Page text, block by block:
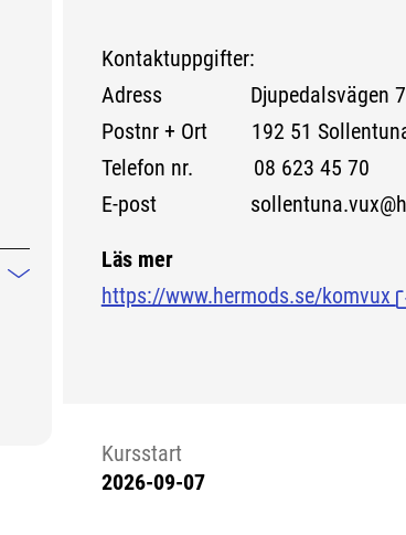
Mindre information
Kontaktuppgifter:
Adress Djupedalsvägen 7
Postnr + Ort 192 51
Telefon nr. 08 623 45 70
E-post
Läs mer
https://www.hermods.se/komvux
Kursstart
2026-09-07